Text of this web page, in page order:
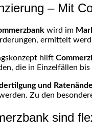
– Mit
wird im
ermittelt
hilft
die in Einzelfällen bis
und
Zu den
sind